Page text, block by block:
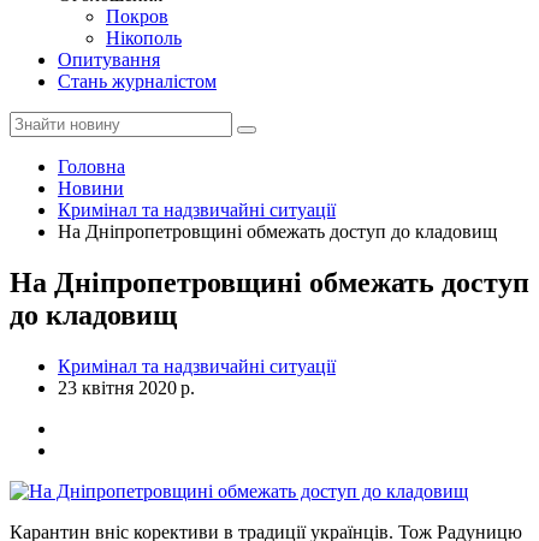
Покров
Нікополь
Опитування
Стань журналістом
Головна
Новини
Кримінал та надзвичайні ситуації
На Дніпропетровщині обмежать доступ до кладовищ
На Дніпропетровщині обмежать доступ
до кладовищ
Кримінал та надзвичайні ситуації
23 квітня 2020 р.
Карантин вніс корективи в традиції українців. Тож Радуницю